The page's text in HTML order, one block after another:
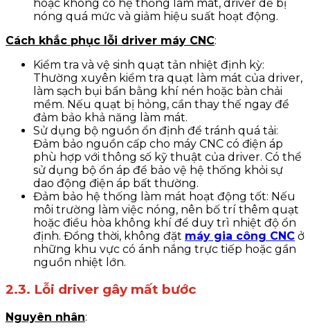
hoặc không có hệ thống làm mát, driver dễ bị
nóng quá mức và giảm hiệu suất hoạt động.
Cách khắc phục lỗi driver máy CNC:
Kiểm tra và vệ sinh quạt tản nhiệt định kỳ:
Thường xuyên kiểm tra quạt làm mát của driver,
làm sạch bụi bẩn bằng khí nén hoặc bàn chải
mềm. Nếu quạt bị hỏng, cần thay thế ngay để
đảm bảo khả năng làm mát.
Sử dụng bộ nguồn ổn định để tránh quá tải:
Đảm bảo nguồn cấp cho máy CNC có điện áp
phù hợp với thông số kỹ thuật của driver. Có thể
sử dụng bộ ổn áp để bảo vệ hệ thống khỏi sự
dao động điện áp bất thường.
Đảm bảo hệ thống làm mát hoạt động tốt: Nếu
môi trường làm việc nóng, nên bố trí thêm quạt
hoặc điều hòa không khí để duy trì nhiệt độ ổn
định. Đồng thời, không đặt máy gia công CNC ở
những khu vực có ánh nắng trực tiếp hoặc gần
nguồn nhiệt lớn.
2.3. Lỗi driver gây mất bước
Nguyên nhân: